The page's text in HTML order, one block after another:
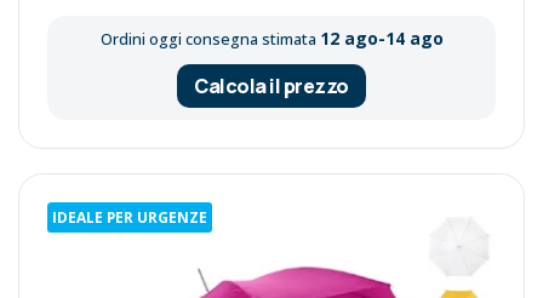
Ordini oggi consegna stimata 12 ago-14 ago
Calcola il prezzo
IDEALE PER URGENZE